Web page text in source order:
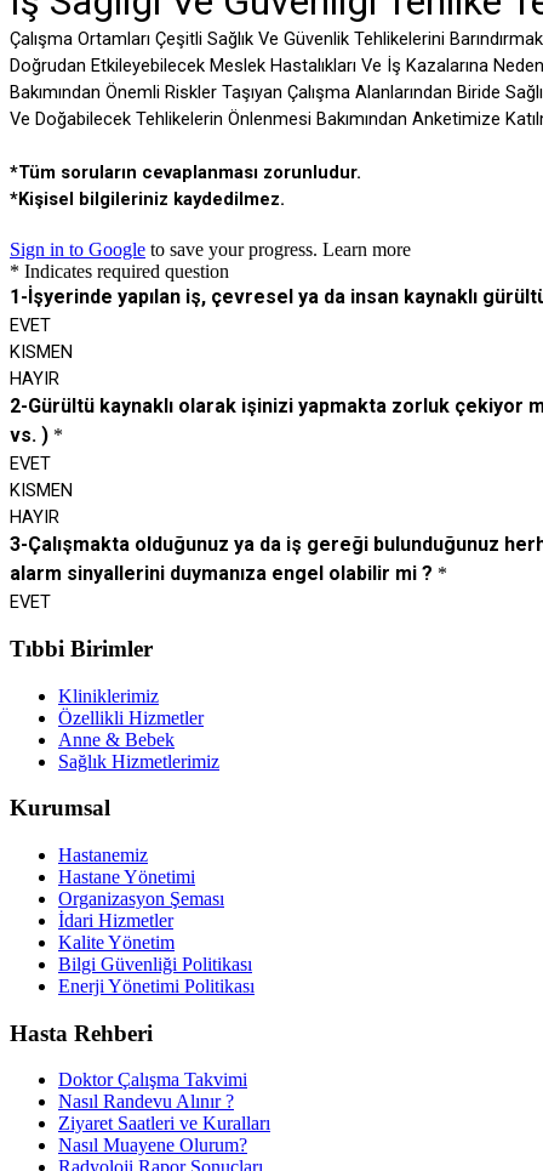
Tıbbi Birimler
Kliniklerimiz
Özellikli Hizmetler
Anne & Bebek
Sağlık Hizmetlerimiz
Kurumsal
Hastanemiz
Hastane Yönetimi
Organizasyon Şeması
İdari Hizmetler
Kalite Yönetim
Bilgi Güvenliği Politikası
Enerji Yönetimi Politikası
Hasta Rehberi
Doktor Çalışma Takvimi
Nasıl Randevu Alınır ?
Ziyaret Saatleri ve Kuralları
Nasıl Muayene Olurum?